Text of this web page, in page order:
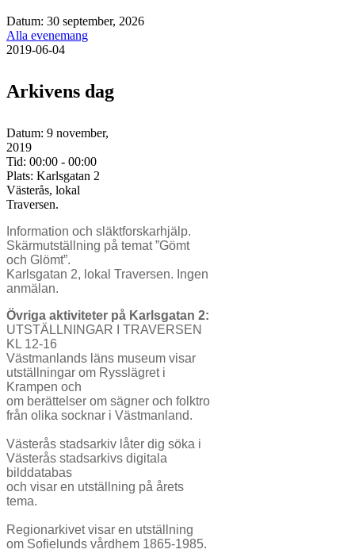
Datum: 30 september, 2026
Alla evenemang
2019-06-04
Arkivens dag
Datum: 9 november,
2019
Tid: 00:00 - 00:00
Plats: Karlsgatan 2
Västerås, lokal
Traversen.
Information och släktforskarhjälp.
Skärmutställning på temat ”Gömt
och Glömt”.
Karlsgatan 2, lokal Traversen. Ingen
anmälan.
Övriga aktiviteter på Karlsgatan 2:
UTSTÄLLNINGAR I TRAVERSEN
KL 12-16
Västmanlands läns museum visar
utställningar om Rysslägret i
Krampen och
om berättelser om sägner och folktro
från olika socknar i Västmanland.
Västerås stadsarkiv låter dig söka i
Västerås stadsarkivs digitala
bilddatabas
och visar en utställning på årets
tema.
Regionarkivet visar en utställning
om Sofielunds vårdhem 1865-1985.